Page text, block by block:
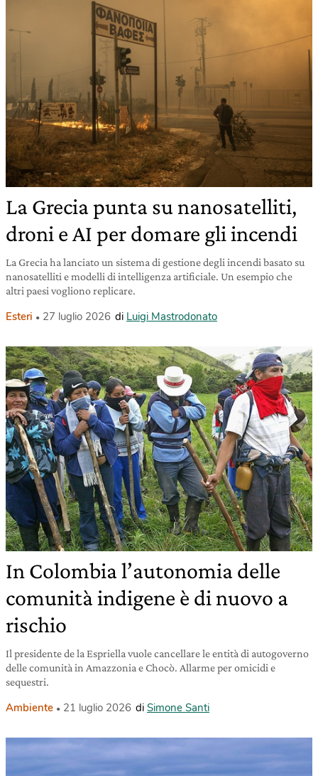
La Grecia punta su nanosatelliti,
droni e AI per domare gli incendi
La Grecia ha lanciato un sistema di gestione degli incendi basato su
nanosatelliti e modelli di intelligenza artificiale. Un esempio che
altri paesi vogliono replicare.
Esteri 27 luglio 2026 di Luigi Mastrodonato
In Colombia l’autonomia delle
comunità indigene è di nuovo a
rischio
Il presidente de la Espriella vuole cancellare le entità di autogoverno
delle comunità in Amazzonia e Chocò. Allarme per omicidi e
sequestri.
Ambiente 21 luglio 2026 di Simone Santi